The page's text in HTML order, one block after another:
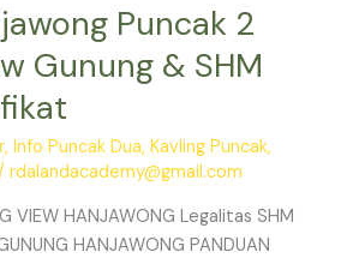
Puncak 2
Gunung & SHM
,Info Puncak Dua,Kavling Puncak,
rdalandacademy@gmail.com
VIEW HANJAWONG Legalitas SHM
HANJAWONG PANDUAN